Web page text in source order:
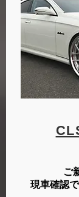
ご
現車確認